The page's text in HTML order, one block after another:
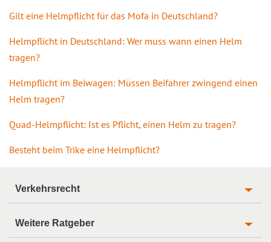
Gilt eine Helmpflicht für das Mofa in Deutschland?
Helmpflicht in Deutschland: Wer muss wann einen Helm
tragen?
Helmpflicht im Beiwagen: Müssen Beifahrer zwingend einen
Helm tragen?
Quad-Helmpflicht: Ist es Pflicht, einen Helm zu tragen?
Besteht beim Trike eine Helmpflicht?
Verkehrsrecht
Weitere Ratgeber